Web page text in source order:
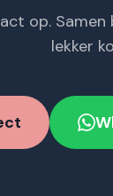
op.
lekker